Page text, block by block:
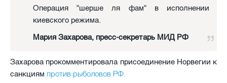
Операция "шерше ля фам" в исполнении
киевского режима.
Мария Захарова, пресс-секретарь МИД РФ
Захарова прокомментировала присоединение Норвегии к
санкциям против рыболовов РФ.